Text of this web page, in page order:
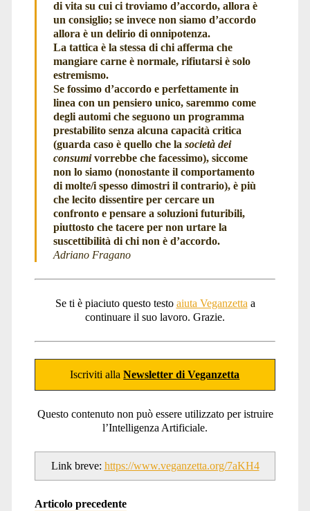
di vita su cui ci troviamo d’accordo, allora è
un consiglio; se invece non siamo d’accordo
allora è un delirio di onnipotenza.
La tattica è la stessa di chi afferma che
mangiare carne è normale, rifiutarsi è solo
estremismo.
Se fossimo d’accordo e perfettamente in
linea con un pensiero unico, saremmo come
degli automi che seguono un programma
prestabilito senza alcuna capacità critica
(guarda caso è quello che la società dei
consumivorrebbe che facessimo), siccome
non lo siamo (nonostante il comportamento
di molte/i spesso dimostri il contrario), è più
che lecito dissentire per cercare un
confronto e pensare a soluzioni futuribili,
piuttosto che tacere per non urtare la
suscettibilità di chi non è d’accordo.
Adriano Fragano
Se ti è piaciuto questo testo aiuta Veganzetta a
continuare il suo lavoro. Grazie.
Iscriviti allaNewsletter di Veganzetta
Questo contenuto non può essere utilizzato per istruire
l’Intelligenza Artificiale.
Link breve: https://www.veganzetta.org/7aKH4
Articolo precedente